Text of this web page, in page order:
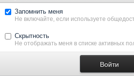
Запомнить меня
Не включайте, если используете
Скрытность
Не отображать меня в списке активных